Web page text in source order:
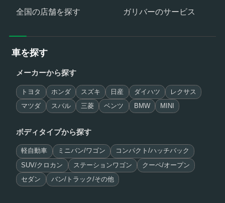
全国の店舗を探す
ガリバーのサービス
車を探す
メーカーから探す
トヨタ ホンダ スズキ 日産 ダイハツ レクサス
マツダ スバル 三菱 ベンツ BMW MINI
ボディタイプから探す
軽自動車 ミニバン/ワゴン コンパクト/ハッチバック
SUV/クロカン ステーションワゴン クーペ/オープン
セダン バン/トラック/その他